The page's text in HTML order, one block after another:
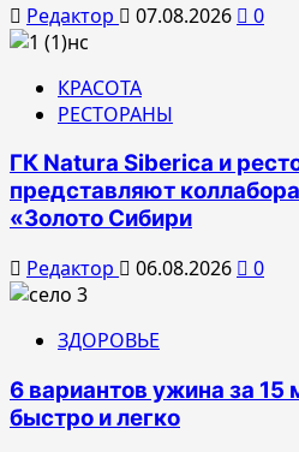
Редактор 07.08.2026 0
КРАСОТА
РЕСТОРАНЫ
ГК Natura Siberica и
представляют
«Золото Сибири
Редактор 06.08.2026 0
ЗДОРОВЬЕ
6 вариантов ужина за 15
быстро и легко